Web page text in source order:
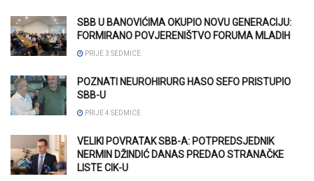
SBB U BANOVIĆIMA OKUPIO NOVU GENERACIJU:
FORMIRANO POVJERENIŠTVO FORUMA MLADIH
PRIJE 3 SEDMICE
POZNATI NEUROHIRURG HASO SEFO PRISTUPIO
SBB-U
PRIJE 4 SEDMICE
VELIKI POVRATAK SBB-A: POTPREDSJEDNIK
NERMIN DŽINDIĆ DANAS PREDAO STRANAČKE
LISTE CIK-U